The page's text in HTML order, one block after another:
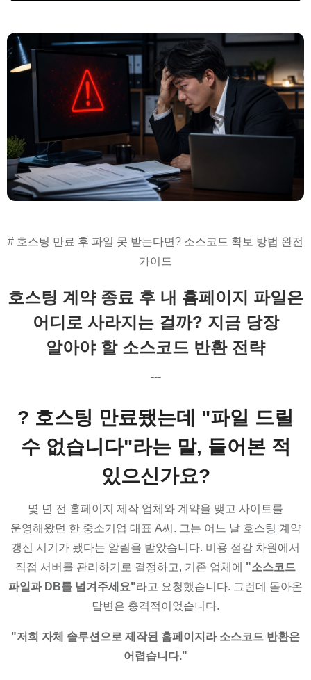
# 호스팅 만료 후 파일 못 받는다면? 소스코드 확보 방법 완전
가이드
호스팅 계약 종료 후 내 홈페이지 파일은
어디로 사라지는 걸까? 지금 당장
알아야 할 소스코드 반환 전략
---
? 호스팅 만료됐는데 "파일 드릴
수 없습니다"라는 말, 들어본 적
있으신가요?
몇 년 전 홈페이지 제작 업체와 계약을 맺고 사이트를
운영해왔던 한 중소기업 대표 A씨. 그는 어느 날 호스팅 계약
갱신 시기가 됐다는 알림을 받았습니다. 비용 절감 차원에서
직접 서버를 관리하기로 결정하고, 기존 업체에 "소스코드
파일과 DB를 넘겨주세요"라고 요청했습니다. 그런데 돌아온
답변은 충격적이었습니다.
"저희 자체 솔루션으로 제작된 홈페이지라 소스코드 반환은
어렵습니다."